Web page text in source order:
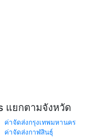
แยกตามจังหวัด
ค่าจัดส่งกรุงเทพมหานคร
ค่าจัดส่งกาฬสินธุ์